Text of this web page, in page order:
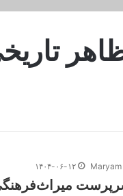
Maryam ۱۴۰۴-۰۶-۱۲